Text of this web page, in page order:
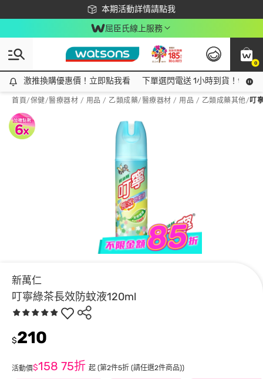
本期活動詳情請點我
下載app最高回饋$350
屈臣氏線上服務
0
激推換購優惠價！立即點我看
激推換購優惠價！立即點我看 下單選閃電送 1小時到貨！領神
首頁/保健/醫療器材 / 用品 / 乙類成藥/醫療器材 / 用品 / 乙類成藥其他/叮
新萬仁
叮寧綠茶長效防蚊液120ml
$210
活動價$158 75折 起 (第2件5折 (請任選2件商品))